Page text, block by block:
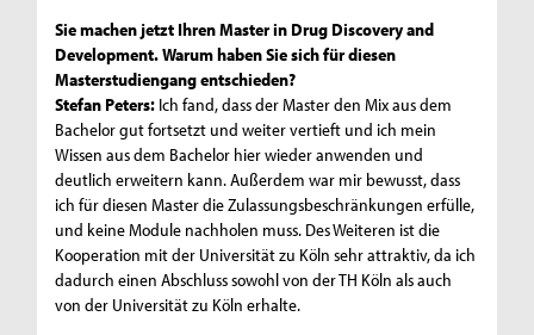
Sie machen jetzt Ihren Master in Drug Discovery and
Development. Warum haben Sie sich für diesen
Masterstudiengang entschieden?
Stefan Peters: Ich fand, dass der Master den Mix aus dem
Bachelor gut fortsetzt und weiter vertieft und ich mein
Wissen aus dem Bachelor hier wieder anwenden und
deutlich erweitern kann. Außerdem war mir bewusst, dass
ich für diesen Master die Zulassungsbeschränkungen erfülle,
und keine Module nachholen muss. Des Weiteren ist die
Kooperation mit der Universität zu Köln sehr attraktiv, da ich
dadurch einen Abschluss sowohl von der TH Köln als auch
von der Universität zu Köln erhalte.